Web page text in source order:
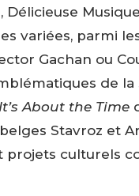
Délicieuse
variées, parmi
Gachan ou
de
It’s About the Time
Stavroz et
projets culturels